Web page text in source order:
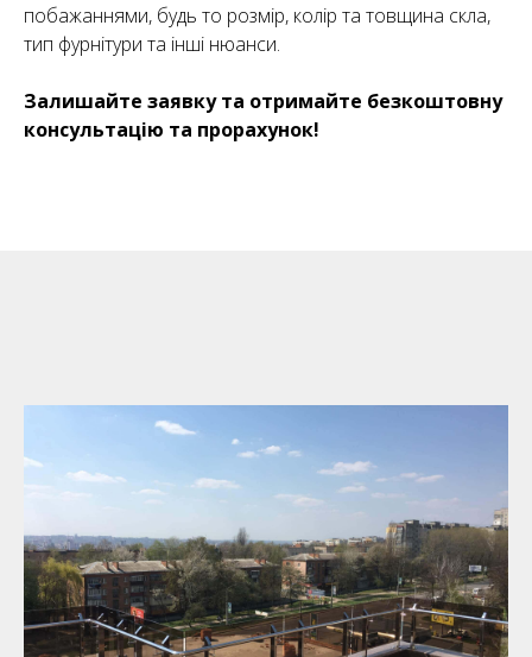
побажаннями, будь то розмір, колір та товщина скла,
тип фурнітури та інші нюанси.
Залишайте заявку та отримайте безкоштовну
консультацію та прорахунок!